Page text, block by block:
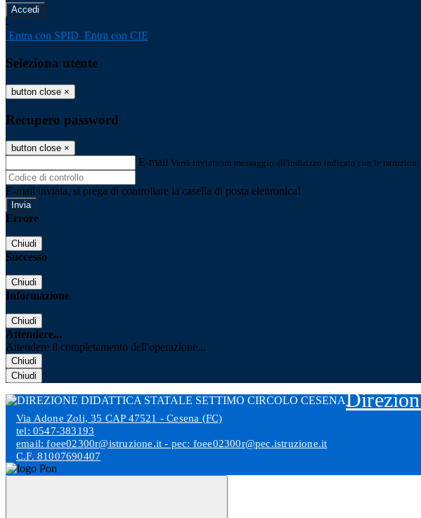
-
Entra con SPID Entra con CIE
Seleziona utente
button close ×
Recupero password
button close ×
E-mail Verrà inviato un messaggio all'indirizzo indicato con le istruzioni
E-mail inviata, si prega di controllare la casella di posta elettronica!
Errore
Chiudi
Successo
Chiudi
Informazione
Chiudi
Attendere...
Attendere il completamento dell'operazione...
Chiudi
Chiudi
Via Adone Zoli, 35 CAP 47521 - Cesena (FC)
tel: 0547-383193
email: foee02300r@istruzione.it - pec: foee02300r@pec.istruzione.it
C.F. 81007690407